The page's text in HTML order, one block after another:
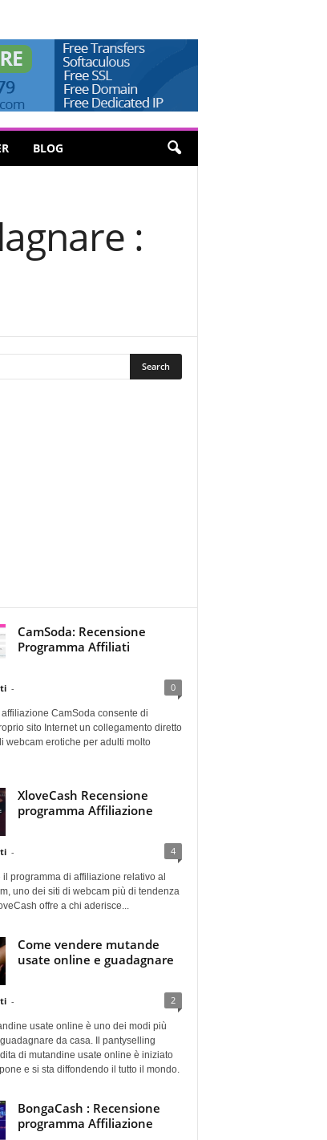
BLOG
:
CamSoda: Recensione
Programma Affiliati
- 0
affiliazione CamSoda consente di
sito Internet un collegamento diretto
webcam erotiche per adulti molto
XloveCash Recensione
programma Affiliazione
- 4
programma di affiliazione relativo al
uno dei siti di webcam più di tendenza
offre a chi aderisce...
Come vendere mutande
usate online e guadagnare
- 2
usate online è uno dei modi più
da casa. Il pantyselling
di mutandine usate online è iniziato
e si sta diffondendo il tutto il mondo.
BongaCash : Recensione
programma Affiliazione